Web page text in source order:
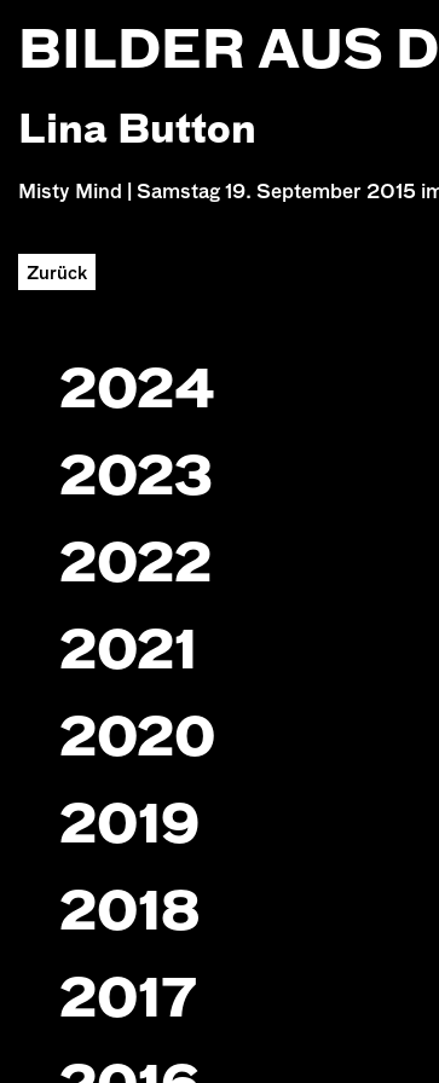
BILDER AUS
Lina Button
Misty Mind | Samstag 19. September 2015
Zurück
2024
2023
2022
2021
2020
2019
2018
2017